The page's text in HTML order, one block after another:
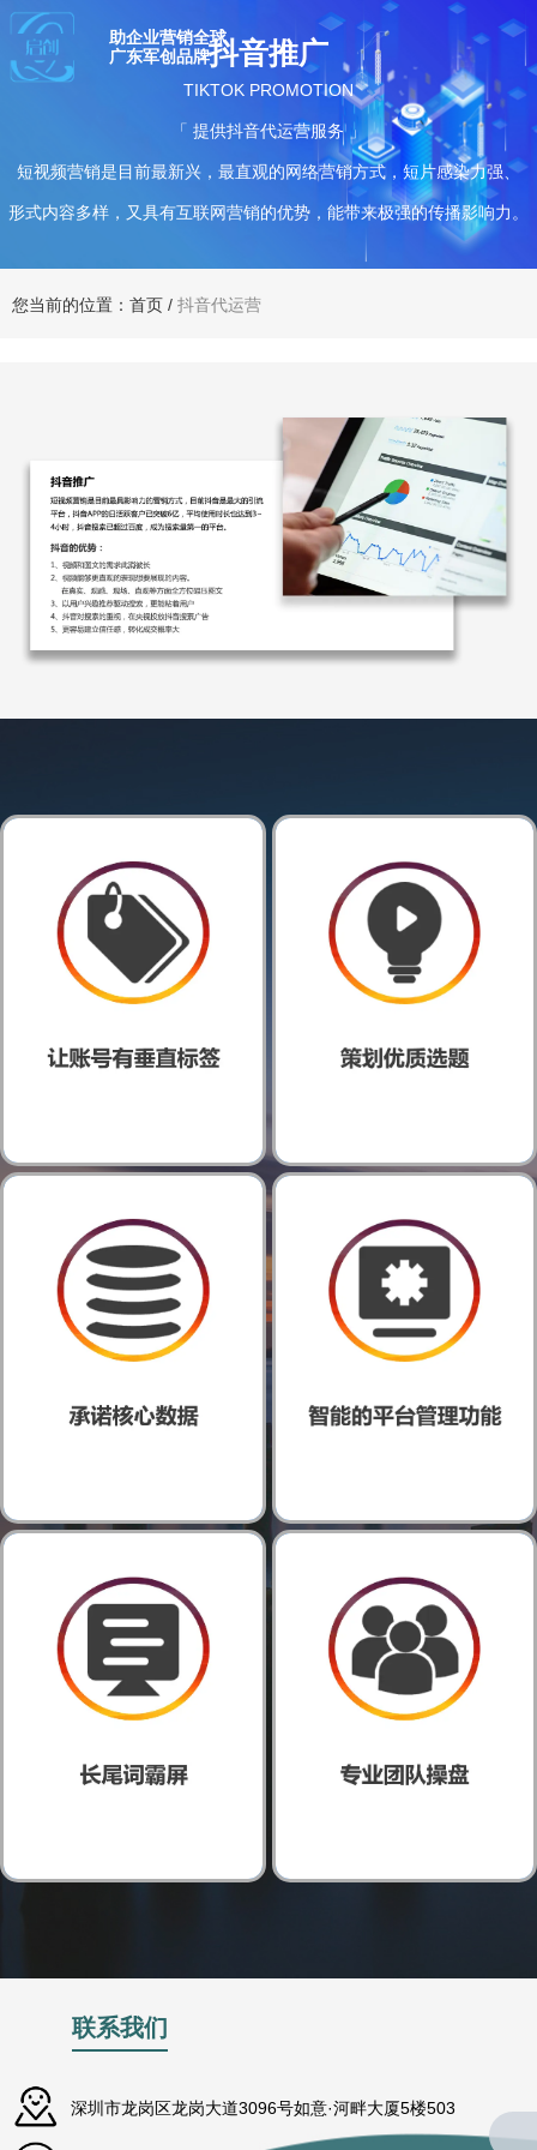
助企业营销全球
广东军创品牌抖音推广
TIKTOK PROMOTION
「 提供抖音代运营服务 」
短视频营销是目前最新兴，最直观的网络营销方式，短片感染力强、
形式内容多样，又具有互联网营销的优势，能带来极强的传播影响力。
您当前的位置：首页 / 抖音代运营
联系我们
深圳市龙岗区龙岗大道3096号如意·河畔大厦5楼503